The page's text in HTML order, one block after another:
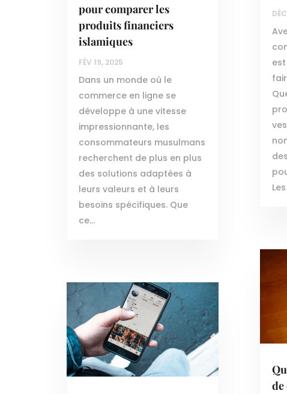
pour comparer les
produits financiers
islamiques
FÉV 19, 2025
Dans un monde où le
commerce en ligne se
développe à une vitesse
impressionnante, les
consommateurs musulmans
recherchent de plus en plus
des solutions adaptées à
leurs valeurs et à leurs
besoins spécifiques. Que
ce...
de